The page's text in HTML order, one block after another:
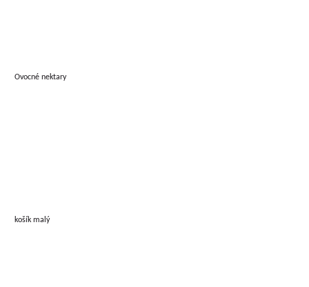
Ovocné nektary
košík malý